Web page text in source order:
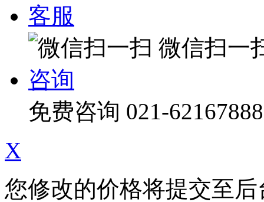
客服
微信扫一
咨询
免费咨询 021-62167888
X
您修改的价格将提交至